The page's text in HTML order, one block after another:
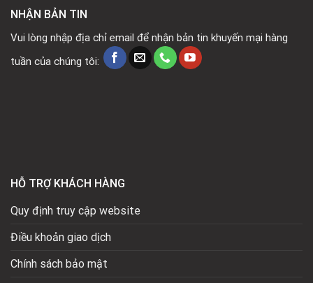
NHẬN BẢN TIN
Vui lòng nhập địa chỉ email để nhận bản tin khuyến mại hàng
tuần của chúng tôi:
HỖ TRỢ KHÁCH HÀNG
Quy định truy cập website
Điều khoản giao dịch
Chính sách bảo mật